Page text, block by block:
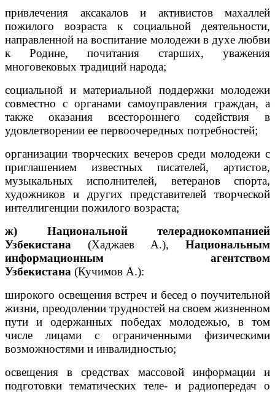
привлечения аксакалов и активистов махаллей
пожилого возраста к социальной деятельности,
направленной на воспитание молодежи в духе любви
к Родине, почитания старших, уважения
многовековых традиций народа;
социальной и материальной поддержки молодежи
совместно с органами самоуправления граждан, а
также оказания всестороннего содействия в
удовлетворении ее первоочередных потребностей;
организации творческих вечеров среди молодежи с
приглашением известных писателей, артистов,
музыкальных исполнителей, ветеранов спорта,
художников и других представителей творческой
интеллигенции пожилого возраста;
ж) Национальной телерадиокомпанией
Узбекистана (Хаджаев А.), Национальным
информационным агентством
Узбекистана (Кучимов A.):
широкого освещения встреч и бесед о поучительной
жизни, преодолении трудностей на своем жизненном
пути и одержанных победах молодежью, в том
числе лицами с ограниченными физическими
возможностями и инвалидностью;
освещения в средствах массовой информации и
подготовки тематических теле- и радиопередач о